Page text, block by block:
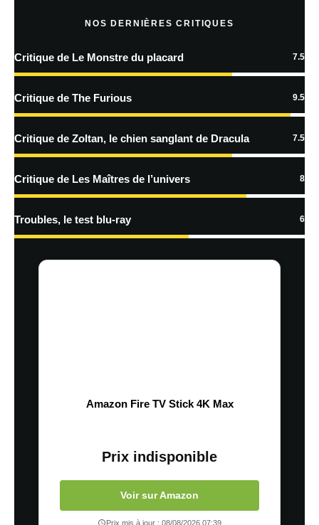
En savoir
traitées
NOS DERNIÈRES CRITIQUES
Critique de Le Monstre du placard 7.5
Critique de The Furious 9.5
Critique de Zoltan, le chien sanglant de Dracula 7.5
Critique de Les Maîtres de l’univers 8
Troubles, le test blu-ray 6
Amazon Fire TV Stick 4K Max
Prix indisponible
Voir sur Amazon
Prix mis à jour : 08/08/2026 07:39